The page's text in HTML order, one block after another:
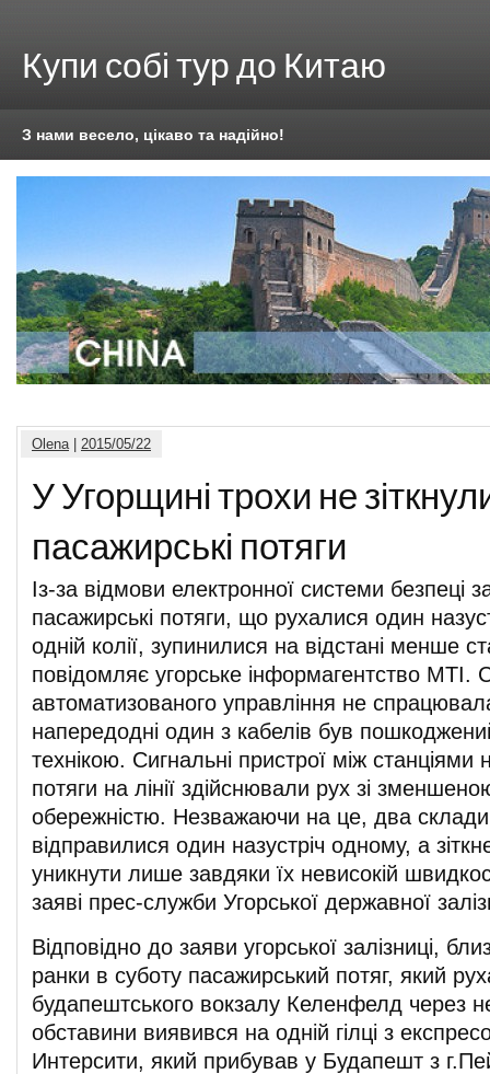
Купи собі тур до Китаю
З нами весело, цікаво та надійно!
Olena| 2015/05/22
У Угорщині трохи не
пасажирські потяги
Із-за відмови електронної системи безпеці
пасажирські потяги, що рухалися один
одній колії, зупинилися на відстані менше
повідомляє угорське інформагентство МТІ.
автоматизованого управління не
напередодні один з кабелів був
технікою. Сигнальні пристрої між станціями
потяги на лінії здійснювали рух зі
обережністю. Незважаючи на це, два
відправилися один назустріч одному, а
уникнути лише завдяки їх невисокій
заяві прес-служби Угорської державної
Відповідно до заяви угорської залізниці,
ранки в суботу пасажирський потяг, який
будапештського вокзалу Келенфелд через
обставини виявився на одній гілці з
Интерсити, який прибував у Будапешт з